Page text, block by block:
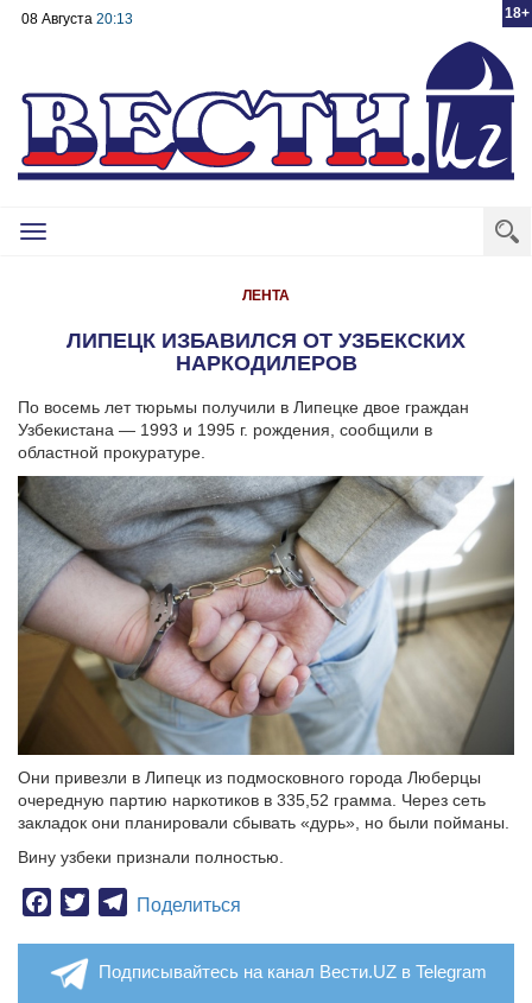
18+
08 Августа 20:13
Toggle
ЛЕНТА
ЛИПЕЦК ИЗБАВИЛСЯ ОТ УЗБЕКСКИХ
НАРКОДИЛЕРОВ
По восемь лет тюрьмы получили в Липецке двое граждан
Узбекистана — 1993 и 1995 г. рождения, сообщили в
областной прокуратуре.
Они привезли в Липецк из подмосковного города Люберцы
очередную партию наркотиков в 335,52 грамма. Через сеть
закладок они планировали сбывать «дурь», но были пойманы.
Вину узбеки признали полностью.
Facebook
TwitterTelegram
Поделиться
Подписывайтесь на канал Вести.UZ в Telegram